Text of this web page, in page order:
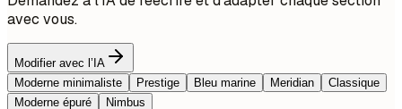
avec vous.
Modifier avec l’IA
Moderne minimaliste
Prestige Bleu marine Meridian
Classique
Moderne épuré
Nimbus